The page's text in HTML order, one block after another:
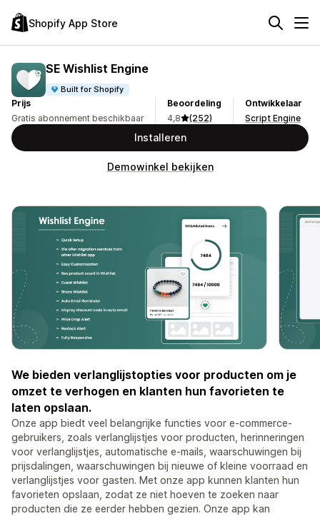
Shopify App Store
SE Wishlist Engine
Built for Shopify
Prijs
Gratis abonnement beschikbaar
Beoordeling
4,8
(252)
Ontwikkelaar
Script Engine
Installeren
Demowinkel bekijken
We bieden verlanglijstopties voor producten om je
omzet te verhogen en klanten hun favorieten te
laten opslaan.
Onze app biedt veel belangrijke functies voor e-commerce-
gebruikers, zoals verlanglijstjes voor producten, herinneringen
voor verlanglijstjes, automatische e-mails, waarschuwingen bij
prijsdalingen, waarschuwingen bij nieuwe of kleine voorraad en
verlanglijstjes voor gasten. Met onze app kunnen klanten hun
favorieten opslaan, zodat ze niet hoeven te zoeken naar
producten die ze eerder hebben gezien. Onze app kan